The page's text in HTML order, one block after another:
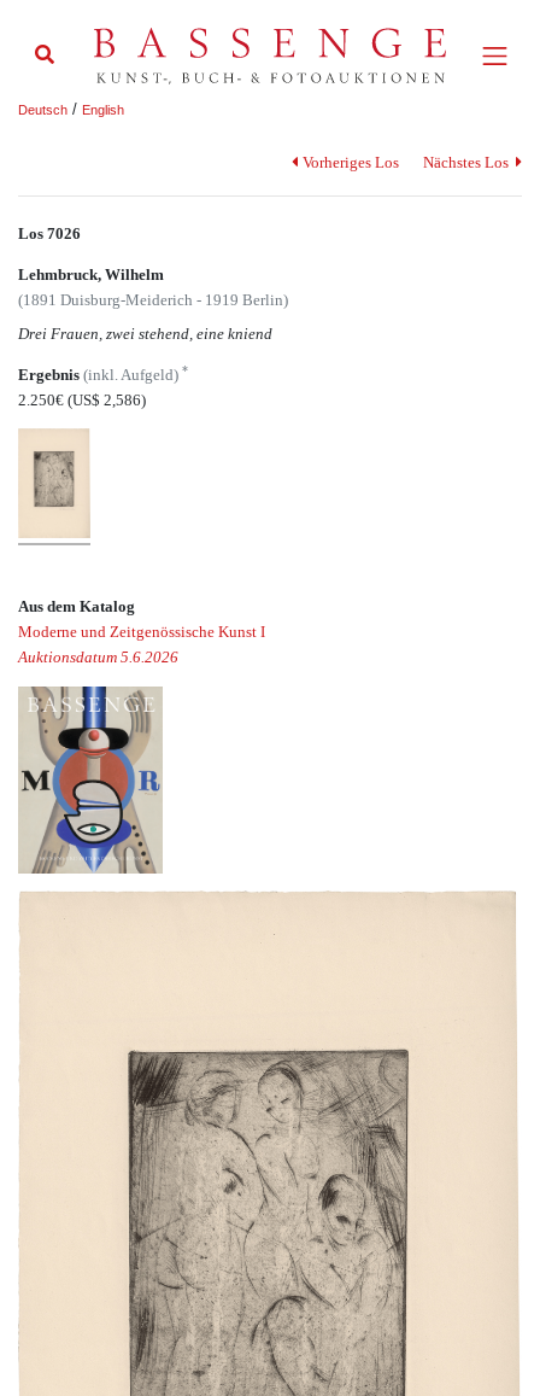
Deutsch / English
Vorheriges Los Nächstes Los
Los 7026
Lehmbruck, Wilhelm
(1891 Duisburg-Meiderich - 1919 Berlin)
Drei Frauen, zwei stehend, eine kniend
Ergebnis (inkl. Aufgeld) *
2.250€ (US$ 2,586)
Aus dem Katalog
Moderne und Zeitgenössische Kunst I
Auktionsdatum 5.6.2026